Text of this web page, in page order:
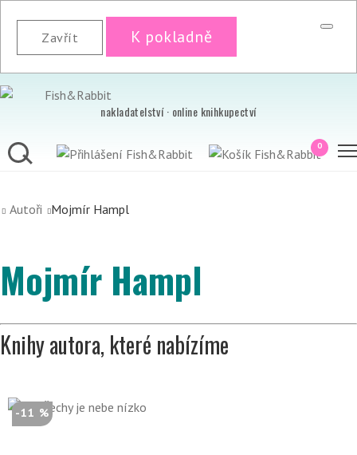
Zavřít K pokladně
nakladatelství · online knihkupectví
0
Autoři Mojmír Hampl
Mojmír Hampl
Knihy autora, které nabízíme
-11 %